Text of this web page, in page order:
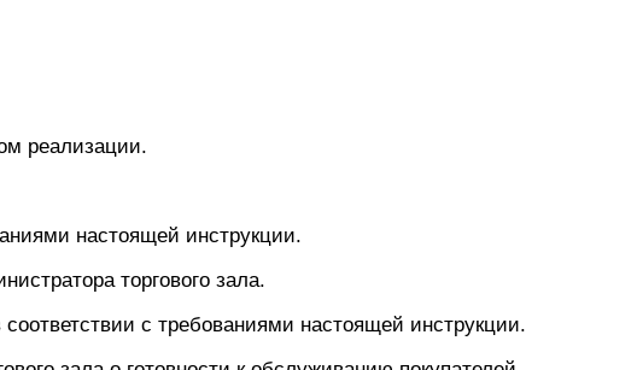
реализации.
настоящей инструкции.
торгового зала.
с требованиями настоящей инструкции.